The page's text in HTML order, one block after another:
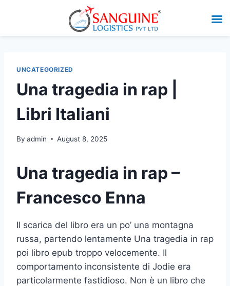
UNCATEGORIZED
Una tragedia in rap |
Libri Italiani
By admin August 8, 2025
Una tragedia in rap –
Francesco Enna
Il scarica del libro era un po’ una montagna
russa, partendo lentamente Una tragedia in rap
poi libro epub troppo velocemente. Il
comportamento inconsistente di Jodie era
particolarmente fastidioso. Non è un libro che